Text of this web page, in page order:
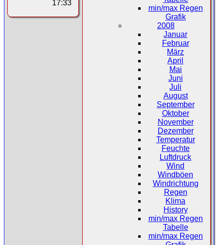
17:33
min/max Regen
Grafik
2008
Januar
Februar
März
April
Mai
Juni
Juli
August
September
Oktober
November
Dezember
Temperatur
Feuchte
Luftdruck
Wind
Windböen
Windrichtung
Regen
Klima
History
min/max Regen
Tabelle
min/max Regen